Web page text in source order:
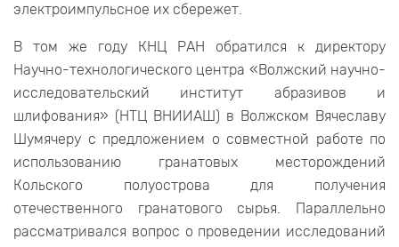
электроимпульсное их сбережет.
В том же году КНЦ РАН обратился к директору
Научно-технологического центра «Волжский научно-
исследовательский институт абразивов и
шлифования» (НТЦ ВНИИАШ) в Волжском Вячеславу
Шумячеру с предложением о совместной работе по
использованию гранатовых месторождений
Кольского полуострова для получения
отечественного гранатового сырья. Параллельно
рассматривался вопрос о проведении исследований